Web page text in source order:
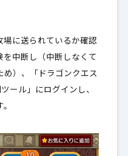
場に送られているか確認
を中断し（中断しなくて
め）、「ドラゴンクエス
ール」にログインし、